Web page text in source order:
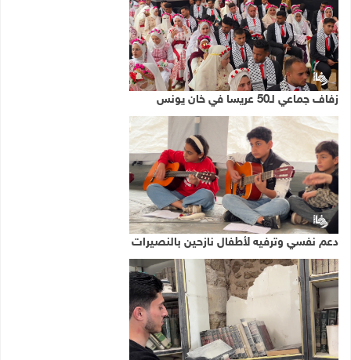
زفاف جماعي لـ50 عريسا في خان يونس
دعم نفسي وترفيه لأطفال نازحين بالنصيرات